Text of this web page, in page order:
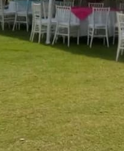
evento tiene un
salones diseñados
Nuestros espacios